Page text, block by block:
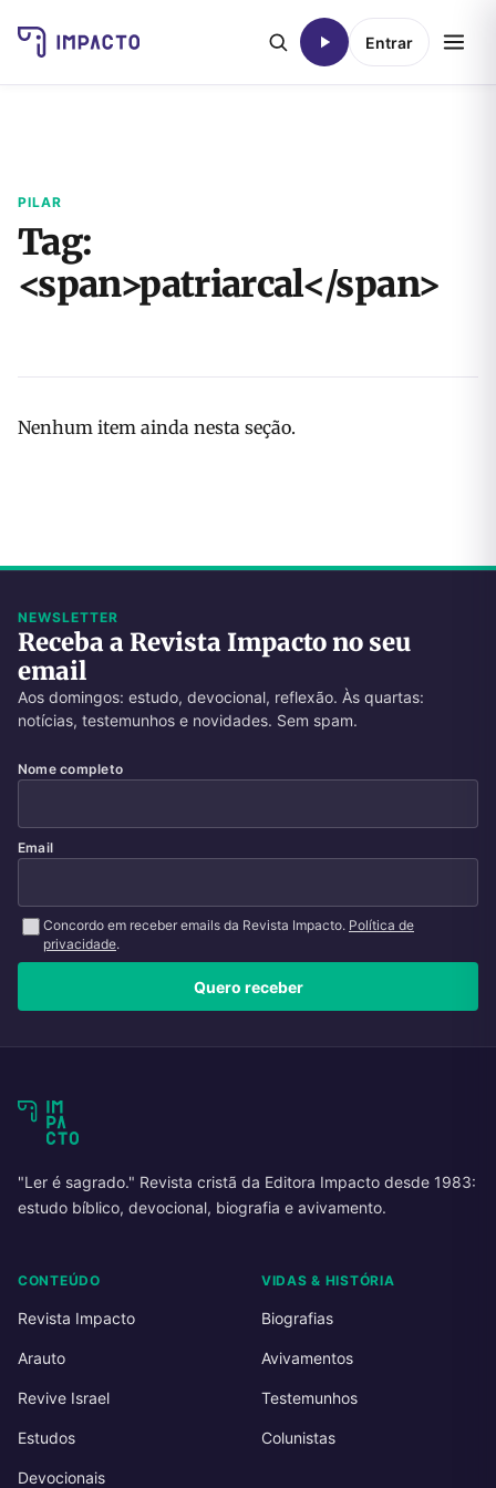
Entrar
PILAR
Tag:
<span>patriarcal</span>
Nenhum item ainda nesta seção.
NEWSLETTER
Receba a Revista Impacto no seu
email
Aos domingos: estudo, devocional, reflexão. Às quartas:
notícias, testemunhos e novidades. Sem spam.
Nome completo
Email
Concordo em receber emails da Revista Impacto. Política de
privacidade.
Quero receber
"Ler é sagrado." Revista cristã da Editora Impacto desde 1983:
estudo bíblico, devocional, biografia e avivamento.
CONTEÚDO
Revista Impacto
Arauto
Revive Israel
Estudos
Devocionais
VIDAS & HISTÓRIA
Biografias
Avivamentos
Testemunhos
Colunistas